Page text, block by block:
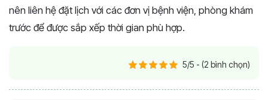
nên liên hệ đặt lịch với các đơn vị bệnh viện, phòng khám
trước để được sắp xếp thời gian phù hợp.
5/5 - (2 bình chọn)